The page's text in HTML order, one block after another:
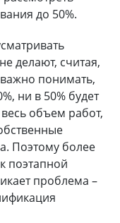
до 50%.
делают, считая,
понимать,
ни в 50% будет
объем работ,
Поэтому более
поэтапной
проблема –